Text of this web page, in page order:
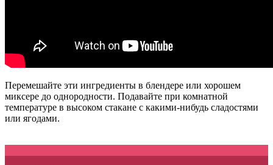
Перемешайте эти ингредиенты в блендере или хорошем
миксере до однородности. Подавайте при комнатной
температуре в высоком стакане с какими-нибудь сладостями
или ягодами.